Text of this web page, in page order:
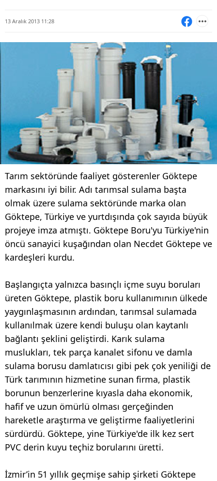
13 Aralık 2013 11:28
Tarım sektöründe faaliyet gösterenler Göktepe
markasını iyi bilir. Adı tarımsal sulama başta
olmak üzere sulama sektöründe marka olan
Göktepe, Türkiye ve yurtdışında çok sayıda büyük
projeye imza atmıştı. Göktepe Boru'yu Türkiye'nin
öncü sanayici kuşağından olan Necdet Göktepe ve
kardeşleri kurdu.
Başlangıçta yalnızca basınçlı içme suyu boruları
üreten Göktepe, plastik boru kullanımının ülkede
yaygınlaşmasının ardından, tarımsal sulamada
kullanılmak üzere kendi buluşu olan kaytanlı
bağlantı şeklini geliştirdi. Karık sulama
muslukları, tek parça kanalet sifonu ve damla
sulama borusu damlatıcısı gibi pek çok yeniliği de
Türk tarımının hizmetine sunan firma, plastik
borunun benzerlerine kıyasla daha ekonomik,
hafif ve uzun ömürlü olması gerçeğinden
hareketle araştırma ve geliştirme faaliyetlerini
sürdürdü. Göktepe, yine Türkiye'de ilk kez sert
PVC derin kuyu teçhiz borularını üretti.
İzmir’in 51 yıllık geçmişe sahip şirketi Göktepe